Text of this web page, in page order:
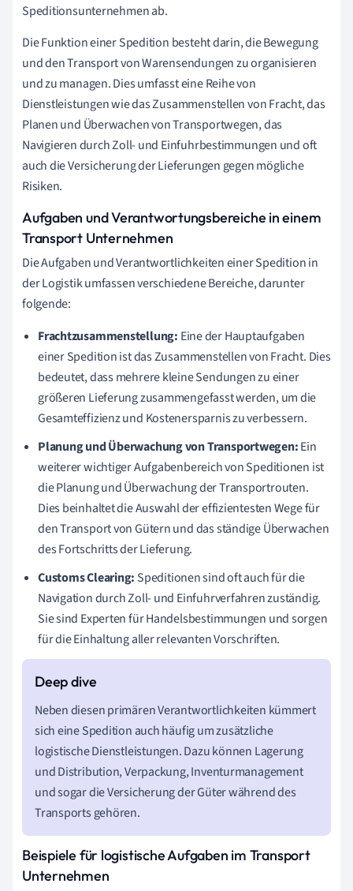
Speditionsunternehmen ab.
Die Funktion einer Spedition besteht darin, die Bewegung
und den Transport von Warensendungen zu organisieren
und zu managen. Dies umfasst eine Reihe von
Dienstleistungen wie das Zusammenstellen von Fracht, das
Planen und Überwachen von Transportwegen, das
Navigieren durch Zoll- und Einfuhrbestimmungen und oft
auch die Versicherung der Lieferungen gegen mögliche
Risiken.
Aufgaben und Verantwortungsbereiche in einem
Transport Unternehmen
Die Aufgaben und Verantwortlichkeiten einer Spedition in
der Logistik umfassen verschiedene Bereiche, darunter
folgende:
Frachtzusammenstellung: Eine der Hauptaufgaben
einer Spedition ist das Zusammenstellen von Fracht. Dies
bedeutet, dass mehrere kleine Sendungen zu einer
größeren Lieferung zusammengefasst werden, um die
Gesamteffizienz und Kostenersparnis zu verbessern.
Planung und Überwachung von Transportwegen:Ein
weiterer wichtiger Aufgabenbereich von Speditionen ist
die Planung und Überwachung der Transportrouten.
Dies beinhaltet die Auswahl der effizientesten Wege für
den Transport von Gütern und das ständige Überwachen
des Fortschritts der Lieferung.
Customs Clearing: Speditionen sind oft auch für die
Navigation durch Zoll- und Einfuhrverfahren zuständig.
Sie sind Experten für Handelsbestimmungen und sorgen
für die Einhaltung aller relevanten Vorschriften.
Neben diesen primären Verantwortlichkeiten kümmert
sich eine Spedition auch häufig um zusätzliche
logistische Dienstleistungen. Dazu können Lagerung
und Distribution, Verpackung, Inventurmanagement
und sogar die Versicherung der Güter während des
Transports gehören.
Beispiele für logistische Aufgaben im Transport
Unternehmen